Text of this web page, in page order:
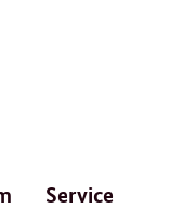
Service